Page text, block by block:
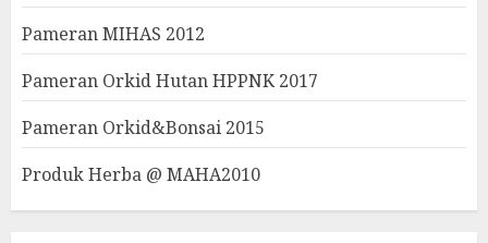
Pameran MIHAS 2012
Pameran Orkid Hutan HPPNK 2017
Pameran Orkid&Bonsai 2015
Produk Herba @ MAHA2010